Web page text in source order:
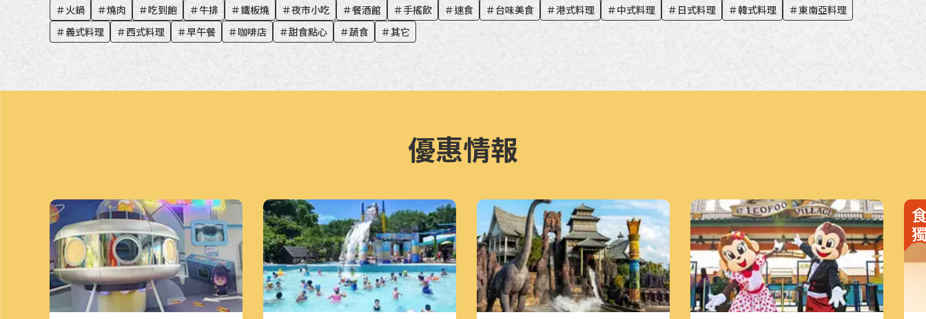
＃火鍋 ＃燒肉 ＃吃到飽 ＃牛排 ＃鐵板燒 ＃夜市小吃 ＃餐酒館 ＃手搖飲 ＃速食 ＃台味美食 ＃港式料理 ＃中式料理 ＃ 日式料理 ＃韓式料理 ＃東南亞料理
＃義式料理 ＃西式料理 ＃早午餐 ＃咖啡店 ＃甜食點心 ＃蔬食 ＃其它
優惠情報